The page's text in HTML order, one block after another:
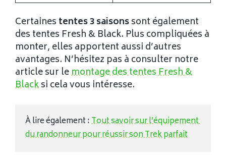
Certaines tentes 3 saisonssont également
des tentes Fresh & Black. Plus compliquées à
monter, elles apportent aussi d’autres
avantages. N’hésitez pas à consulter notre
article sur lemontage des tentes Fresh &
Blacksi cela vous intéresse.
À lire également : Tout savoir sur l’équipement
du randonneur pour réussir son Trek parfait